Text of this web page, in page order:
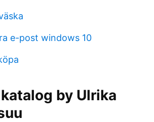
e-post windows 10
by Ulrika